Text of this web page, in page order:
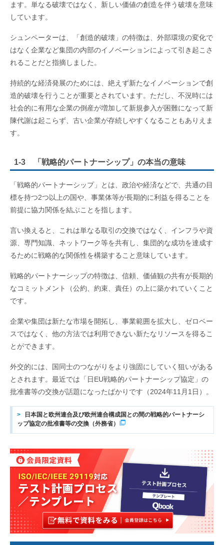
ます。単なる破壊ではなく、新しい価値の創造を伴う破壊を意味
しています。
シュンペーターは、「創造的破壊」の特徴は、外部環境の変化で
はなく企業など集団の内部のイノベーションによって引き起こさ
れることだと指摘しました。
持続的な経済発展のためには、絶えず新たなイノベーションで創
造的破壊を行うことが重要とされています。ただし、不況時には
社会的に有用な企業の倒産が増加して新規参入が困難になって新
陳代謝は起こらず、古い企業が存続しやすくなることもありえま
す。
1-3 「戦略的パートナーシップ」の本当の意味
「戦略的パートナーシップ」とは、政治や経済などで、共通の目
標を持つ2つ以上の国や、事業体等が長期的に利益を得ることを
前提に協力関係を結ぶことを指します。
言い換えると、これは単なる取引の交換ではなく、インフラや資
源、専門知識、ネットワーク等を共有し、集団的な成功を達成す
るために戦略的な関係性を構築すること意味しています。
戦略的パートナーシップの特徴は、信頼、価値観の共有が長期的
なコミットメント（公約、約束、責任）の上に築かれていくこと
です。
企業や集団は新たな市場を開拓し、事業範囲を拡大し、ゼロベー
スではなく、他の方法では利用できない新たなリソースを得るこ
とができます。
外交的には、国同士のつながりをより強固にしていく狙いがある
とされます。最近では「日EU戦略的パートナーシップ協定」の
批准書等の交換が話題になったばかりです（2024年11月1日）。
日本国と欧州連合及び欧州連合構成国との間の戦略的パートナーシ
ップ協定の批准書等の交換（外務省）